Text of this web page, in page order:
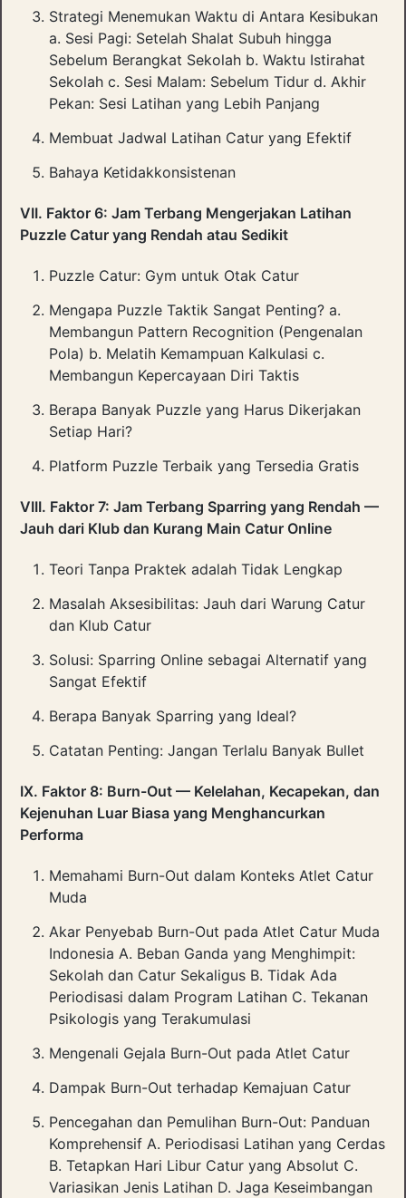
Strategi Menemukan Waktu di Antara Kesibukan
a. Sesi Pagi: Setelah Shalat Subuh hingga
Sebelum Berangkat Sekolah b. Waktu Istirahat
Sekolah c. Sesi Malam: Sebelum Tidur d. Akhir
Pekan: Sesi Latihan yang Lebih Panjang
Membuat Jadwal Latihan Catur yang Efektif
Bahaya Ketidakkonsistenan
VII. Faktor 6: Jam Terbang Mengerjakan Latihan
Puzzle Catur yang Rendah atau Sedikit
Puzzle Catur: Gym untuk Otak Catur
Mengapa Puzzle Taktik Sangat Penting? a.
Membangun Pattern Recognition (Pengenalan
Pola) b. Melatih Kemampuan Kalkulasi c.
Membangun Kepercayaan Diri Taktis
Berapa Banyak Puzzle yang Harus Dikerjakan
Setiap Hari?
Platform Puzzle Terbaik yang Tersedia Gratis
VIII. Faktor 7: Jam Terbang Sparring yang Rendah —
Jauh dari Klub dan Kurang Main Catur Online
Teori Tanpa Praktek adalah Tidak Lengkap
Masalah Aksesibilitas: Jauh dari Warung Catur
dan Klub Catur
Solusi: Sparring Online sebagai Alternatif yang
Sangat Efektif
Berapa Banyak Sparring yang Ideal?
Catatan Penting: Jangan Terlalu Banyak Bullet
IX. Faktor 8: Burn-Out — Kelelahan, Kecapekan, dan
Kejenuhan Luar Biasa yang Menghancurkan
Performa
Memahami Burn-Out dalam Konteks Atlet Catur
Muda
Akar Penyebab Burn-Out pada Atlet Catur Muda
Indonesia A. Beban Ganda yang Menghimpit:
Sekolah dan Catur Sekaligus B. Tidak Ada
Periodisasi dalam Program Latihan C. Tekanan
Psikologis yang Terakumulasi
Mengenali Gejala Burn-Out pada Atlet Catur
Dampak Burn-Out terhadap Kemajuan Catur
Pencegahan dan Pemulihan Burn-Out: Panduan
Komprehensif A. Periodisasi Latihan yang Cerdas
B. Tetapkan Hari Libur Catur yang Absolut C.
Variasikan Jenis Latihan D. Jaga Keseimbangan